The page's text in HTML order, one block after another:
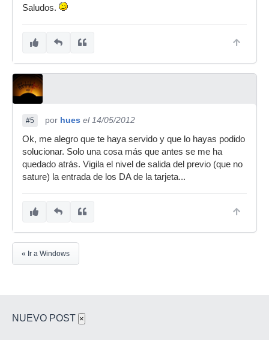
Saludos.
#5 por hues el 14/05/2012
Ok, me alegro que te haya servido y que lo hayas podido
solucionar. Solo una cosa más que antes se me ha
quedado atrás. Vigila el nivel de salida del previo (que no
sature) la entrada de los DA de la tarjeta...
« Ir a Windows
NUEVO POST ×